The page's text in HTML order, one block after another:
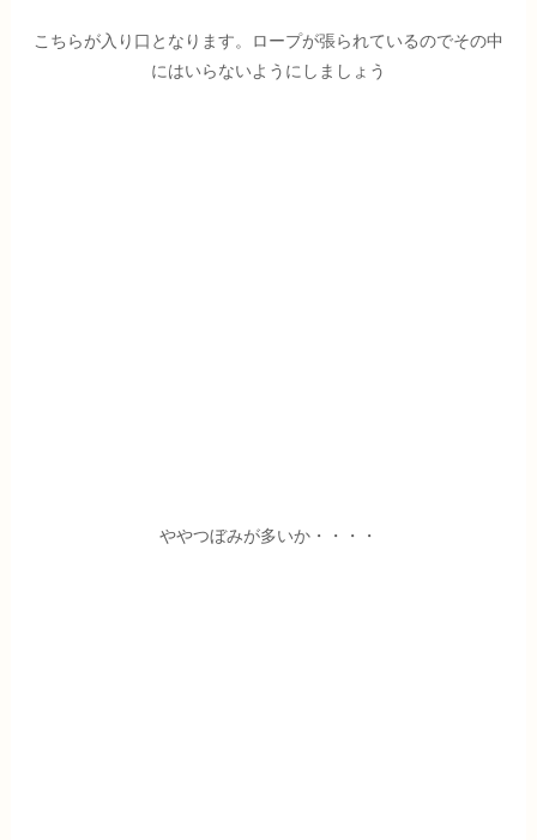
こちらが入り口となります。ロープが張られているのでその中
にはいらないようにしましょう
ややつぼみが多いか・・・・